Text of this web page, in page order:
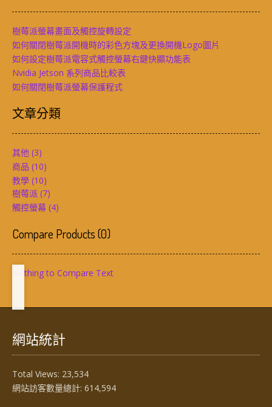
樹莓派螢幕畫面及觸控旋轉設定
如何關閉樹莓派開機時的彩色方塊及更換開機Logo圖片
如何設定樹莓派電容式觸控螢幕右鍵快顯功能表
Nvidia Jetson 系列商品比較表
如何關閉樹莓派螢幕保護程式
文章分類
其他 (3)
商品 (10)
教學 (10)
樹莓派 (7)
觸控螢幕 (4)
Compare Products(0)
Nothing to Compare Text
網站統計
Total Views: 23,534
網站訪客數量總計: 614,594